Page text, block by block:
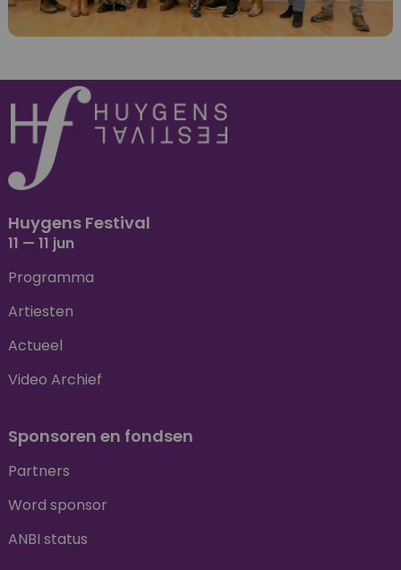
Huygens Festival
11 — 11 jun
Programma
Artiesten
Actueel
Video Archief
Sponsoren en fondsen
Partners
Word sponsor
ANBI status